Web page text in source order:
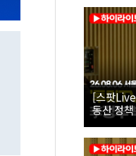
[스팟
동산 정
대토론회